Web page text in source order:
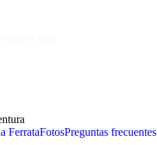
FerrataFotosPreguntas frecuentes